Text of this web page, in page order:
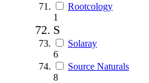
Rootcology
1
S
Solaray
6
Source Naturals
8